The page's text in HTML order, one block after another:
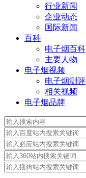
行业新闻
企业动态
国际新闻
百科
电子烟百科
主要人物
电子烟视频
电子烟测评
相关视频
电子烟品牌